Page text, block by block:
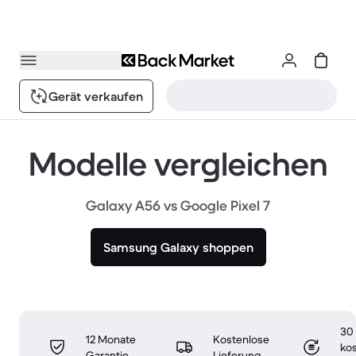
Gerät verkaufen
Modelle vergleichen
Galaxy A56 vs Google Pixel 7
Samsung Galaxy shoppen
12 Monate
Kostenlose
30